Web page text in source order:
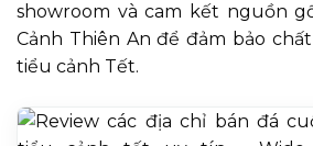
showroom và cam kết nguồn
Cảnh Thiên An để đảm bảo
tiểu cảnh Tết.